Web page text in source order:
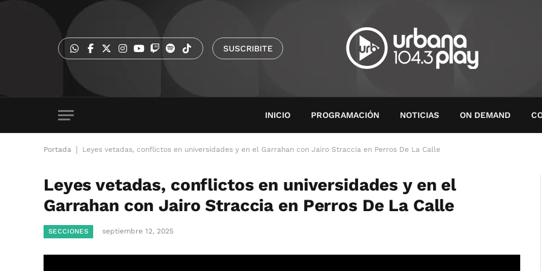
SUSCRIBITE
INICIO PROGRAMACIÓN NOTICIAS ON DEMAND
Portada Leyes vetadas, conflictos en universidades y en el Garrahan con Jairo Straccia en Perros De La Calle
Leyes vetadas, conflictos en universidades y en el
Garrahan con Jairo Straccia en Perros De La Calle
SECCIONES septiembre 12, 2025